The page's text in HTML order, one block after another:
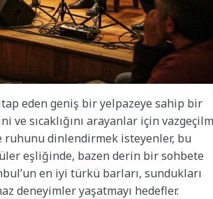
eden geniş bir yelpazeye sahip bir
sıcaklığını arayanlar için
ruhunu dinlendirmek isteyenler, bu
eşliğinde, bazen derin bir sohbete
en iyi türkü barları, sundukları
deneyimler yaşatmayı hedefler.